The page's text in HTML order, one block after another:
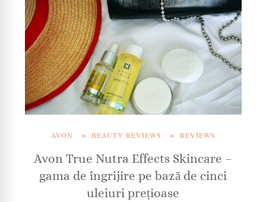
AVON BEAUTY REVIEWS REVIEWS
Avon True Nutra Effects Skincare –
gama de îngrijire pe bază de cinci
uleiuri prețioase